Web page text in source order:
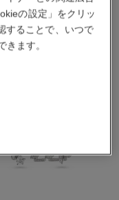
の設定」をクリッ
することで、いつで
きます。